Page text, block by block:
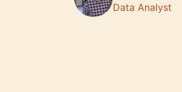
Data Analyst